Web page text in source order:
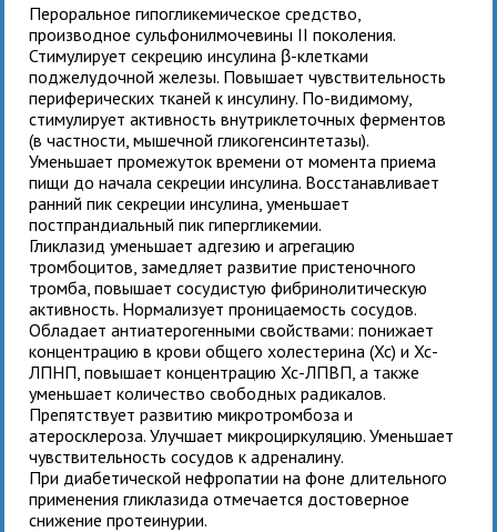
Пероральное гипогликемическое средство,
производное сульфонилмочевины II поколения.
Стимулирует секрецию инсулина β-клетками
поджелудочной железы. Повышает чувствительность
периферических тканей к инсулину. По-видимому,
стимулирует активность внутриклеточных ферментов
(в частности, мышечной гликогенсинтетазы).
Уменьшает промежуток времени от момента приема
пищи до начала секреции инсулина. Восстанавливает
ранний пик секреции инсулина, уменьшает
постпрандиальный пик гипергликемии.
Гликлазид уменьшает адгезию и агрегацию
тромбоцитов, замедляет развитие пристеночного
тромба, повышает сосудистую фибринолитическую
активность. Нормализует проницаемость сосудов.
Обладает антиатерогенными свойствами: понижает
концентрацию в крови общего холестерина (Хс) и Хс-
ЛПНП, повышает концентрацию Хс-ЛПВП, а также
уменьшает количество свободных радикалов.
Препятствует развитию микротромбоза и
атеросклероза. Улучшает микроциркуляцию. Уменьшает
чувствительность сосудов к адреналину.
При диабетической нефропатии на фоне длительного
применения гликлазида отмечается достоверное
снижение протеинурии.